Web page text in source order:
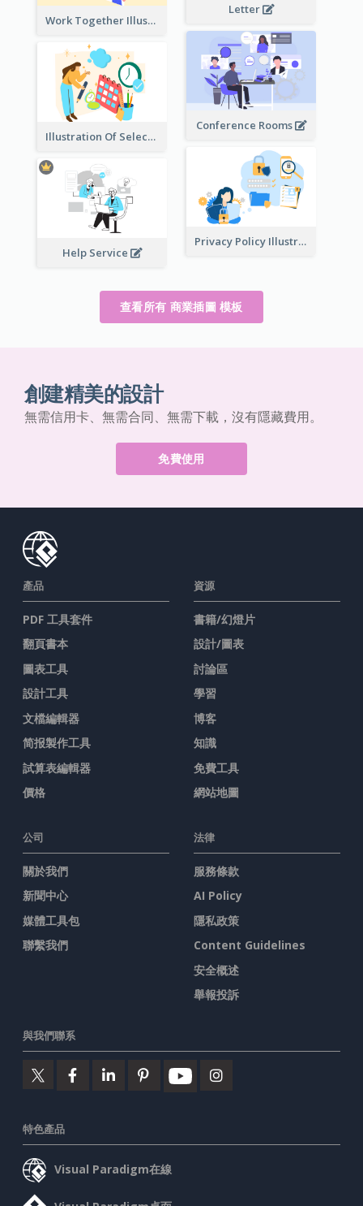
Letter
Work Together Illustration
Conference Rooms
Illustration Of Select Date & Time
Privacy Policy Illustration
Help Service
查看所有 商業插圖 模板
創建精美的設計
無需信用卡、無需合同、無需下載，沒有隱藏費用。
免費使用
產品
PDF 工具套件
翻頁書本
圖表工具
設計工具
文檔編輯器
简报製作工具
試算表編輯器
價格
資源
書籍/幻燈片
設計/圖表
討論區
學習
博客
知識
免費工具
網站地圖
公司
關於我們
新聞中心
媒體工具包
聯繫我們
法律
服務條款
AI Policy
隱私政策
Content Guidelines
安全概述
舉報投訴
與我們聯系
特色產品
Visual Paradigm在線